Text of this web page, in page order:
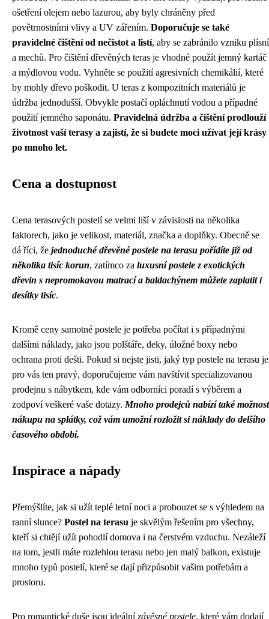
ošetření olejem nebo lazurou, aby byly chráněny před
povětrnostními vlivy a UV zářením. Doporučuje se také
pravidelné čištění od nečistot a listí, aby se zabránilo vzniku plísní
a mechů. Pro čištění dřevěných teras je vhodné použít jemný kartáč
a mýdlovou vodu. Vyhněte se použití agresivních chemikálií, které
by mohly dřevo poškodit. U teras z kompozitních materiálů je
údržba jednodušší. Obvykle postačí opláchnutí vodou a případné
použití jemného saponátu. Pravidelná údržba a čištění prodlouží
životnost vaší terasy a zajistí, že si budete moci užívat její krásy
po mnoho let.
Cena a dostupnost
Cena terasových postelí se velmi liší v závislosti na několika
faktorech, jako je velikost, materiál, značka a doplňky. Obecně se
dá říci, že jednoduché dřevěné postele na terasu pořídíte již od
několika tisíc korun, zatímco za luxusní postele z exotických
dřevin s nepromokavou matrací a baldachýnem můžete zaplatit i
desítky tisíc.
Kromě ceny samotné postele je potřeba počítat i s případnými
dalšími náklady, jako jsou polštáře, deky, úložné boxy nebo
ochrana proti dešti. Pokud si nejste jisti, jaký typ postele na terasu je
pro vás ten pravý, doporučujeme vám navštívit specializovanou
prodejnu s nábytkem, kde vám odborníci poradí s výběrem a
zodpoví veškeré vaše dotazy. Mnoho prodejců nabízí také možnost
nákupu na splátky, což vám umožní rozložit si náklady do delšího
časového období.
Inspirace a nápady
Přemýšlíte, jak si užít teplé letní noci a probouzet se s výhledem na
ranní slunce? Postel na terasu je skvělým řešením pro všechny,
kteří si chtějí užít pohodlí domova i na čerstvém vzduchu. Nezáleží
na tom, jestli máte rozlehlou terasu nebo jen malý balkon, existuje
mnoho typů postelí, které se dají přizpůsobit vašim potřebám a
prostoru.
Pro romantické duše jsou ideálnízávěsné postele, které vám dodají